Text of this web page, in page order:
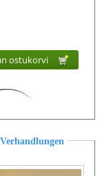
ostukorvi